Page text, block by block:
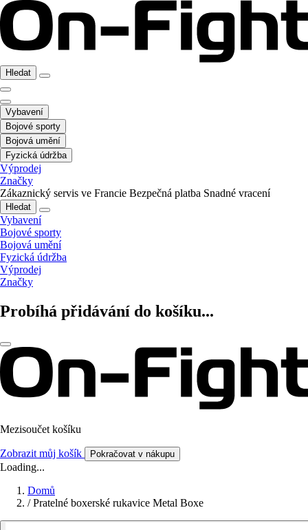
Hledat
Vybavení
Bojové sporty
Bojová umění
Fyzická údržba
Výprodej
Značky
Zákaznický servis ve Francie Bezpečná platba Snadné vracení
Hledat
Vybavení
Bojové sporty
Bojová umění
Fyzická údržba
Výprodej
Značky
Probíhá přidávání do košíku...
Mezisoučet košíku
Zobrazit můj košík Pokračovat v nákupu
Loading...
Domů
/ Pratelné boxerské rukavice Metal Boxe